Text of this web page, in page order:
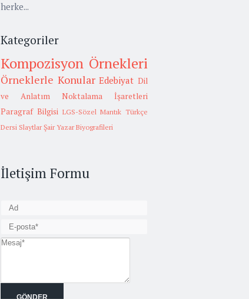
herke...
Kategoriler
Kompozisyon Örnekleri
Örneklerle Konular Edebiyat Dil
ve Anlatım
Noktalama İşaretleri
Paragraf Bilgisi LGS-Sözel Mantık Türkçe
Dersi Slaytlar Şair Yazar Biyografileri
İletişim Formu